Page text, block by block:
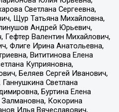
Светлана Сергеевна,
Щур Татьяна Михайловна,
Андрей Юрьевич,
Валентин Михайлович,
Флиге Ирина Анатольевна,
Вититинова Елена
Куприяновна,
Беляев Сергей Иванович,
Светлана
Буртина Елена
Кокорина
Илья Вячеславович,